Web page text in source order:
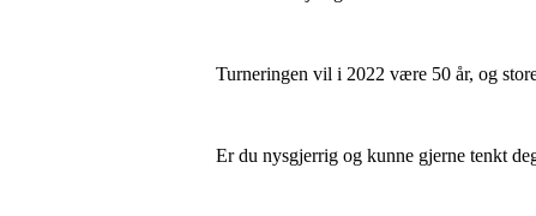
Turneringen vil i 2022 være 50 år, og
Er du nysgjerrig og kunne gjerne tenkt